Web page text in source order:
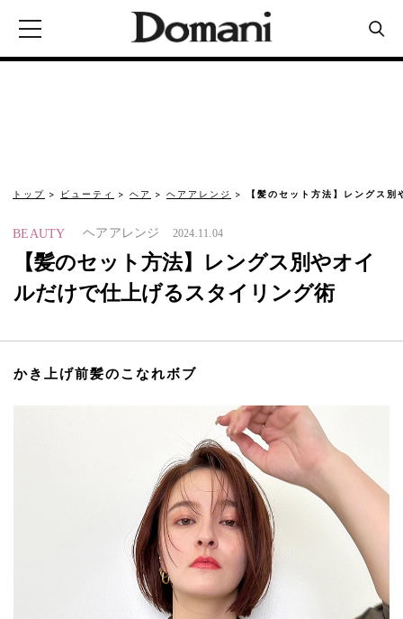
トップ ビューティ ヘア ヘアアレンジ 【髪のセット方法】レングス
BEAUTY ヘアアレンジ 2024.11.04
【髪のセット方法】レングス別やオイ
ルだけで仕上げるスタイリング術
かき上げ前髪のこなれボブ